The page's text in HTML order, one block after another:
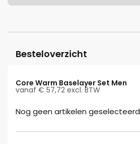
Besteloverzicht
Core Warm Baselayer Set Men
vanaf € 57,72 excl. BTW
Nog geen artikelen geselecteerd